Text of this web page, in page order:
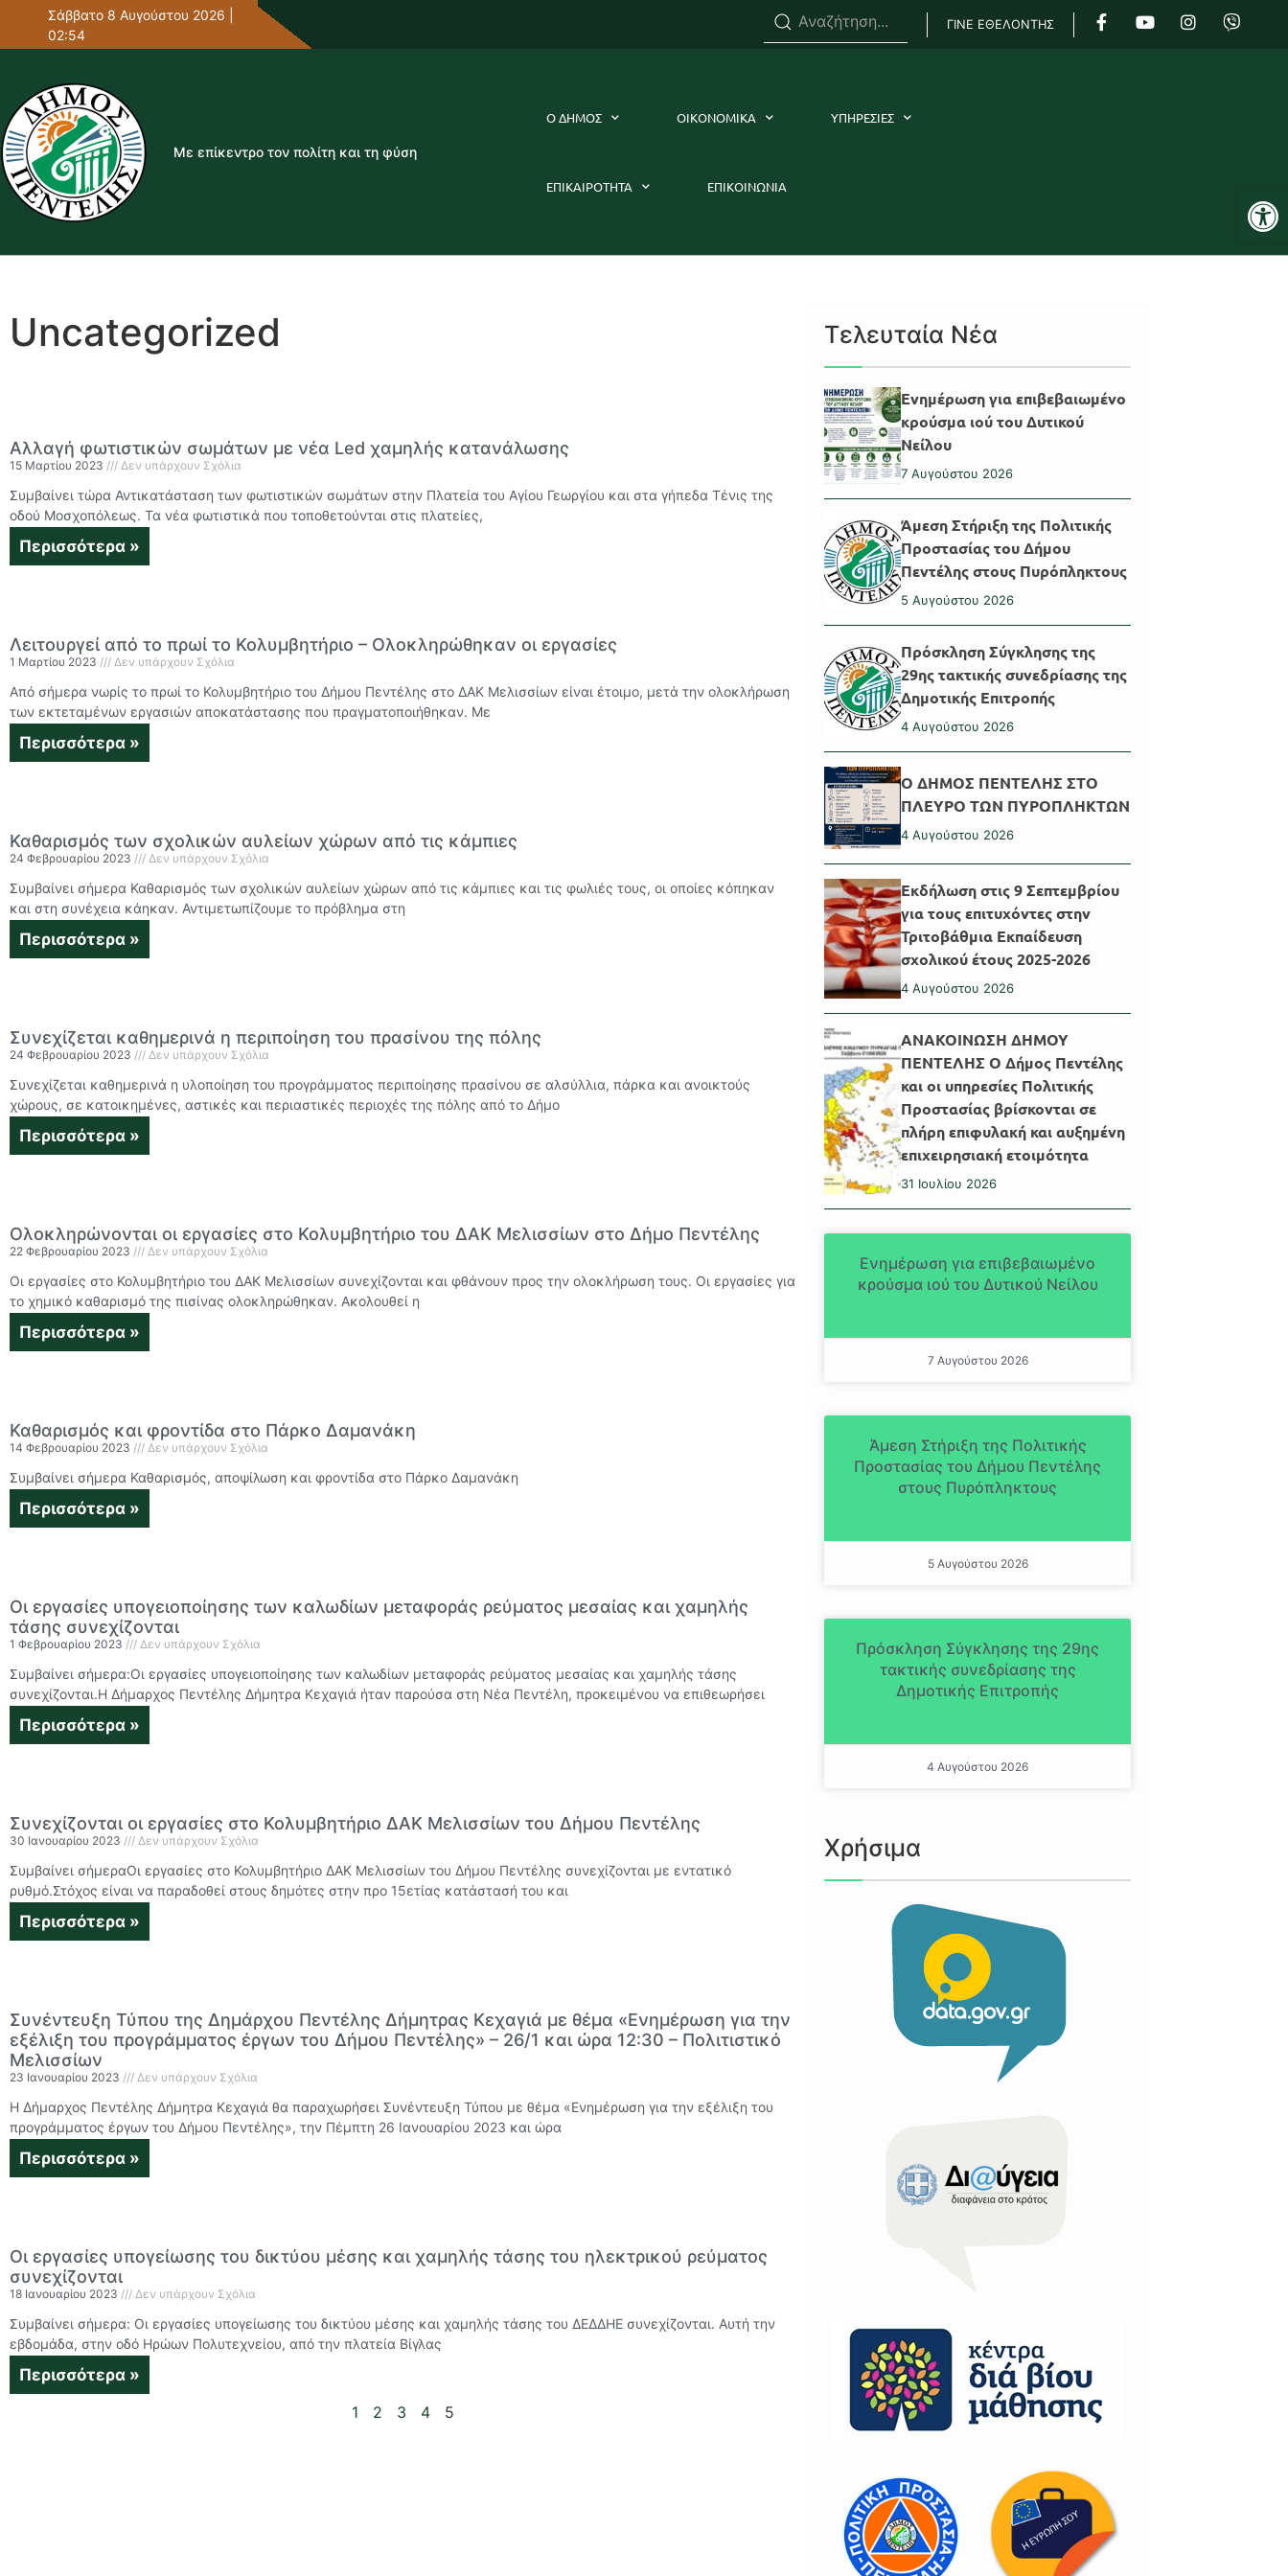
Σάββατο 8 Αυγούστου 2026 |
02:54
ΓΙΝΕ ΕΘΕΛΟΝΤΗΣ
Με επίκεντρο τον πολίτη και τη φύση
Ο ΔΗΜΟΣ ΟΙΚΟΝΟΜΙΚΑ ΥΠΗΡΕΣΙΕΣ
ΕΠΙΚΑΙΡΟΤΗΤΑ ΕΠΙΚΟΙΝΩΝΙΑ
Uncategorized
Αλλαγή φωτιστικών σωμάτων με νέα Led χαμηλής κατανάλωσης
15 Μαρτίου 2023 Δεν υπάρχουν Σχόλια
Συμβαίνει τώρα Αντικατάσταση των φωτιστικών σωμάτων στην Πλατεία του Αγίου Γεωργίου και στα γήπεδα Τένις της
οδού Μοσχοπόλεως. Τα νέα φωτιστικά που τοποθετούνται στις πλατείες,
Περισσότερα »
Λειτουργεί από το πρωί το Κολυμβητήριο – Ολοκληρώθηκαν οι εργασίες
1 Μαρτίου 2023 Δεν υπάρχουν Σχόλια
Από σήμερα νωρίς το πρωί το Κολυμβητήριο του Δήμου Πεντέλης στο ΔΑΚ Μελισσίων είναι έτοιμο, μετά την ολοκλήρωση
των εκτεταμένων εργασιών αποκατάστασης που πραγματοποιήθηκαν. Με
Περισσότερα »
Καθαρισμός των σχολικών αυλείων χώρων από τις κάμπιες
24 Φεβρουαρίου 2023 Δεν υπάρχουν Σχόλια
Συμβαίνει σήμερα Καθαρισμός των σχολικών αυλείων χώρων από τις κάμπιες και τις φωλιές τους, οι οποίες κόπηκαν
και στη συνέχεια κάηκαν. Αντιμετωπίζουμε το πρόβλημα στη
Περισσότερα »
Συνεχίζεται καθημερινά η περιποίηση του πρασίνου της πόλης
24 Φεβρουαρίου 2023 Δεν υπάρχουν Σχόλια
Συνεχίζεται καθημερινά η υλοποίηση του προγράμματος περιποίησης πρασίνου σε αλσύλλια, πάρκα και ανοικτούς
χώρους, σε κατοικημένες, αστικές και περιαστικές περιοχές της πόλης από το Δήμο
Περισσότερα »
Ολοκληρώνονται οι εργασίες στο Κολυμβητήριο του ΔΑΚ Μελισσίων στο Δήμο Πεντέλης
22 Φεβρουαρίου 2023 Δεν υπάρχουν Σχόλια
Οι εργασίες στο Κολυμβητήριο του ΔΑΚ Μελισσίων συνεχίζονται και φθάνουν προς την ολοκλήρωση τους. Oι εργασίες για
το χημικό καθαρισμό της πισίνας ολοκληρώθηκαν. Ακολουθεί η
Περισσότερα »
Καθαρισμός και φροντίδα στο Πάρκο Δαμανάκη
14 Φεβρουαρίου 2023 Δεν υπάρχουν Σχόλια
Συμβαίνει σήμερα Καθαρισμός, αποψίλωση και φροντίδα στο Πάρκο Δαμανάκη
Περισσότερα »
Οι εργασίες υπογειοποίησης των καλωδίων μεταφοράς ρεύματος μεσαίας και χαμηλής
τάσης συνεχίζονται
1 Φεβρουαρίου 2023 Δεν υπάρχουν Σχόλια
Συμβαίνει σήμερα:Οι εργασίες υπογειοποίησης των καλωδίων μεταφοράς ρεύματος μεσαίας και χαμηλής τάσης
συνεχίζονται.H Δήμαρχος Πεντέλης Δήμητρα Κεχαγιά ήταν παρούσα στη Νέα Πεντέλη, προκειμένου να επιθεωρήσει
Περισσότερα »
Συνεχίζονται οι εργασίες στο Κολυμβητήριο ΔΑΚ Μελισσίων του Δήμου Πεντέλης
30 Ιανουαρίου 2023 Δεν υπάρχουν Σχόλια
Συμβαίνει σήμεραΟι εργασίες στο Κολυμβητήριο ΔΑΚ Μελισσίων του Δήμου Πεντέλης συνεχίζονται με εντατικό
ρυθμό.Στόχος είναι να παραδοθεί στους δημότες στην προ 15ετίας κατάστασή του και
Περισσότερα »
Συνέντευξη Τύπου της Δημάρχου Πεντέλης Δήμητρας Κεχαγιά με θέμα «Ενημέρωση για την
εξέλιξη του προγράμματος έργων του Δήμου Πεντέλης» – 26/1 και ώρα 12:30 – Πολιτιστικό
Μελισσίων
23 Ιανουαρίου 2023 Δεν υπάρχουν Σχόλια
Η Δήμαρχος Πεντέλης Δήμητρα Κεχαγιά θα παραχωρήσει Συνέντευξη Τύπου με θέμα «Ενημέρωση για την εξέλιξη του
προγράμματος έργων του Δήμου Πεντέλης», την Πέμπτη 26 Ιανουαρίου 2023 και ώρα
Περισσότερα »
Οι εργασίες υπογείωσης του δικτύου μέσης και χαμηλής τάσης του ηλεκτρικού ρεύματος
συνεχίζονται
18 Ιανουαρίου 2023 Δεν υπάρχουν Σχόλια
Συμβαίνει σήμερα: Οι εργασίες υπογείωσης του δικτύου μέσης και χαμηλής τάσης του ΔΕΔΔΗΕ συνεχίζονται. Αυτή την
εβδομάδα, στην οδό Ηρώων Πολυτεχνείου, από την πλατεία Βίγλας
Περισσότερα »
1
2 3 4 5
Τελευταία Νέα
Ενημέρωση για επιβεβαιωμένο
κρούσμα ιού του Δυτικού
Νείλου
7 Αυγούστου 2026
Άμεση Στήριξη της Πολιτικής
Προστασίας του Δήμου
Πεντέλης στους Πυρόπληκτους
5 Αυγούστου 2026
Πρόσκληση Σύγκλησης της
29ης τακτικής συνεδρίασης της
Δημοτικής Επιτροπής
4 Αυγούστου 2026
Ο ΔΗΜΟΣ ΠΕΝΤΕΛΗΣ ΣΤΟ
ΠΛΕΥΡΟ ΤΩΝ ΠΥΡΟΠΛΗΚΤΩΝ
4 Αυγούστου 2026
Εκδήλωση στις 9 Σεπτεμβρίου
για τους επιτυχόντες στην
Τριτοβάθμια Εκπαίδευση
σχολικού έτους 2025-2026
4 Αυγούστου 2026
ΑΝΑΚΟΙΝΩΣΗ ΔΗΜΟΥ
ΠΕΝΤΕΛΗΣ Ο Δήμος Πεντέλης
και οι υπηρεσίες Πολιτικής
Προστασίας βρίσκονται σε
πλήρη επιφυλακή και αυξημένη
επιχειρησιακή ετοιμότητα
31 Ιουλίου 2026
Ενημέρωση για επιβεβαιωμένο
κρούσμα ιού του Δυτικού Νείλου
7 Αυγούστου 2026
Άμεση Στήριξη της Πολιτικής
Προστασίας του Δήμου Πεντέλης
στους Πυρόπληκτους
5 Αυγούστου 2026
Πρόσκληση Σύγκλησης της 29ης
τακτικής συνεδρίασης της
Δημοτικής Επιτροπής
4 Αυγούστου 2026
Χρήσιμα